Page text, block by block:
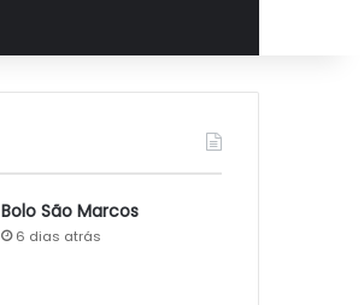
Bolo São Marcos
6 dias atrás